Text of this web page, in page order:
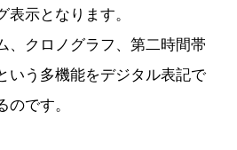
示となります。
、クロノグラフ、第二時間帯
いう多機能をデジタル表記で
です。